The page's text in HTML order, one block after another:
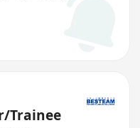
Trainee